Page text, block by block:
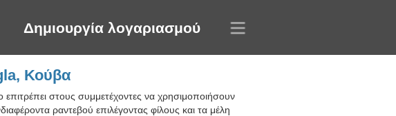
Δημιουργία λογαριασμού
Κούβα
στους συμμετέχοντες να χρησιμοποιήσουν
ραντεβού επιλέγοντας φίλους και τα μέλη